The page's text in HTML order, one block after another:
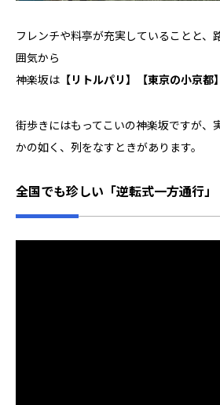
フレンチや料亭が充実していることと、
囲気から
神楽坂は 【リトルパリ】【東京の小京都】
街歩きにはもってこいの神楽坂ですが、
かの如く、列をなすときがあります。
全国でも珍しい「逆転式一方通行」